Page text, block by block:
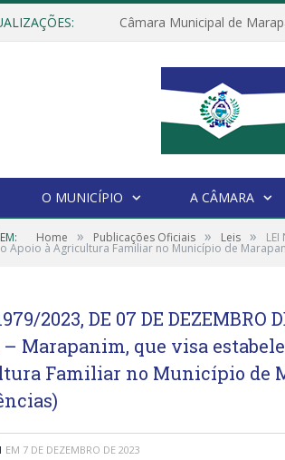
O MUNICÍPIO A CÂMARA
Home » Publicações Oficiais » Leis »
Apoio à Agricultura Familiar no Município de
2023, DE 07 DE
– Marapanim, que visa
Familiar no Município de
EM 7 DE DEZEMBRO DE 2023